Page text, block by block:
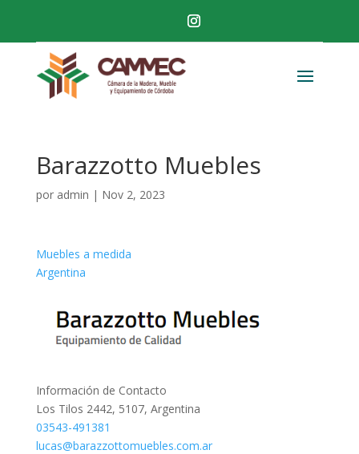
Barazzotto Muebles
por admin | Nov 2, 2023
Muebles a medida
Argentina
Información de Contacto
Los Tilos 2442, 5107, Argentina
03543-491381
lucas@barazzottomuebles.com.ar